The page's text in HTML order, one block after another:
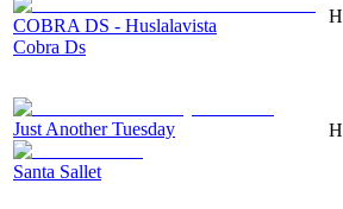
COBRA DS - Huslalavista
Cobra Ds
Just Another Tuesday
Santa Sallet